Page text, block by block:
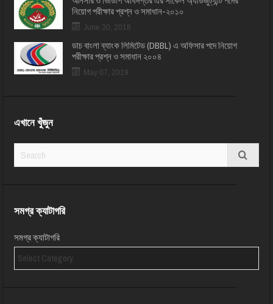
নিয়োগ পরীক্ষার প্রশ্ন ও সমাধান-২০১০
June 30, 2018
ডাচ বাংলা ব্যাংক লিমিটেড (DBBL) এ অফিসার পদে নিয়োগ
পরীক্ষার প্রশ্ন ও সমাধান ২০০৪
May 07, 2019
এখানে খুঁজুন
সমগ্র ক্যাটাগরি
সমগ্র ক্যাটাগরি